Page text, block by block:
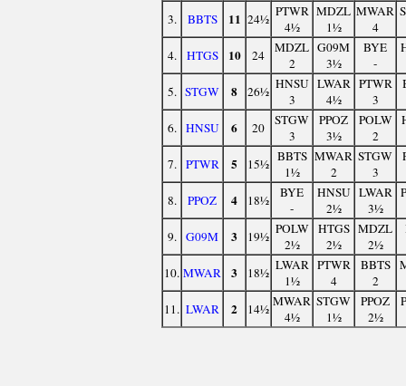
3. BBTS 11 24½ PTWR
4½
MDZL
1½
MWAR
4
4. HTGS 10 24
MDZL
2
G09M
3½
BYE
-
5. STGW 8 26½ HNSU
3
LWAR
4½
PTWR
3
6. HNSU 6 20
STGW
3
PPOZ
3½
POLW
2
7. PTWR 5 15½ BBTS
1½
MWAR
2
STGW
3
8. PPOZ 4 18½
BYE
-
HNSU
2½
LWAR
3½
9. G09M 3 19½ POLW
2½
HTGS
2½
MDZL
2½
10. MWAR 3 18½ LWAR
1½
PTWR
4
BBTS
2
11. LWAR 2 14½ MWAR
4½
STGW
1½
PPOZ
2½